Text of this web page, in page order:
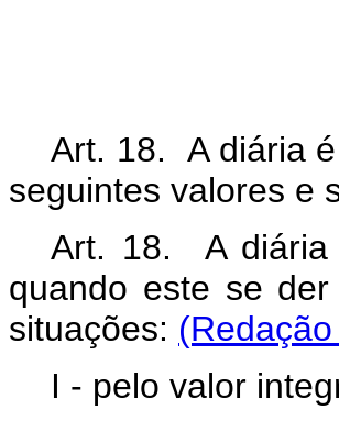
Art. 18. A diária
seguintes valores e
Art. 18. A diária
quando este se
situações:
I - pelo valor